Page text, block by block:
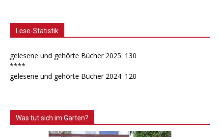
Lese-Statistik
gelesene und gehörte Bücher 2025: 130
****
gelesene und gehörte Bücher 2024: 120
Was tut sich im Garten?